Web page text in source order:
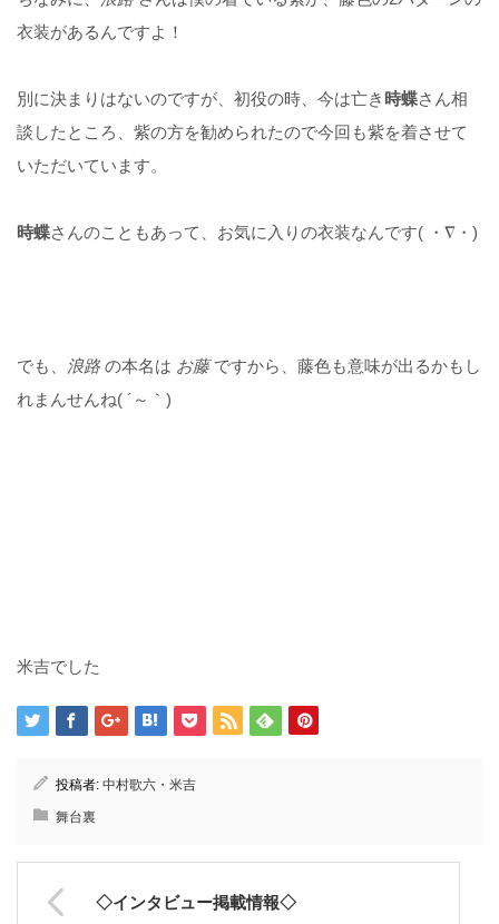
衣装があるんですよ！
別に決まりはないのですが、初役の時、今は亡き 時蝶さん相
談したところ、紫の方を勧められたので今回も紫を着させて
いただいています。
時蝶さんのこともあって、お気に入りの衣装なんです( ・∇・)
でも、 浪路 の本名は お藤ですから、藤色も意味が出るかもし
れまんせんね( ´～｀)
米吉でした
投稿者: 中村歌六・米吉
舞台裏
◇インタビュー掲載情報◇